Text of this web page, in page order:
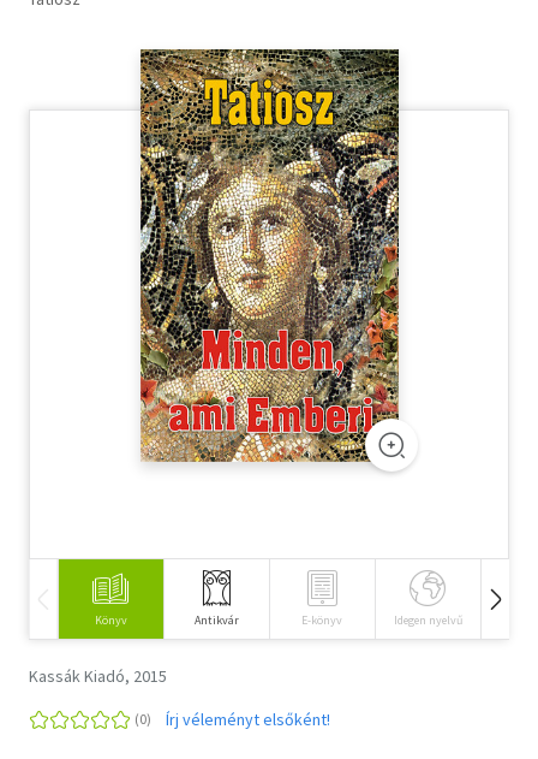
Hobbi, szabadidő
Szótár, nyelvkönyv
Tankönyv, segédkönyv
Társadalomtudomány
Természettudomány
Könyv Antikvár E-könyv Idegen nyelvű
Kassák Kiadó, 2015
Írj véleményt elsőként!